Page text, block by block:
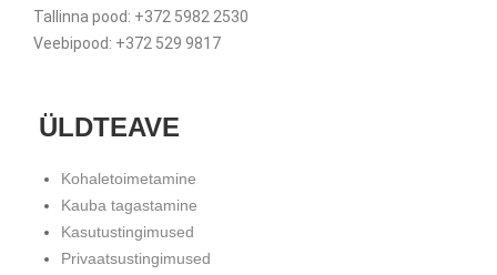
Tallinna pood: +372 5982 2530
Veebipood: +372 529 9817
ÜLDTEAVE
Kohaletoimetamine
Kauba tagastamine
Kasutustingimused
Privaatsustingimused